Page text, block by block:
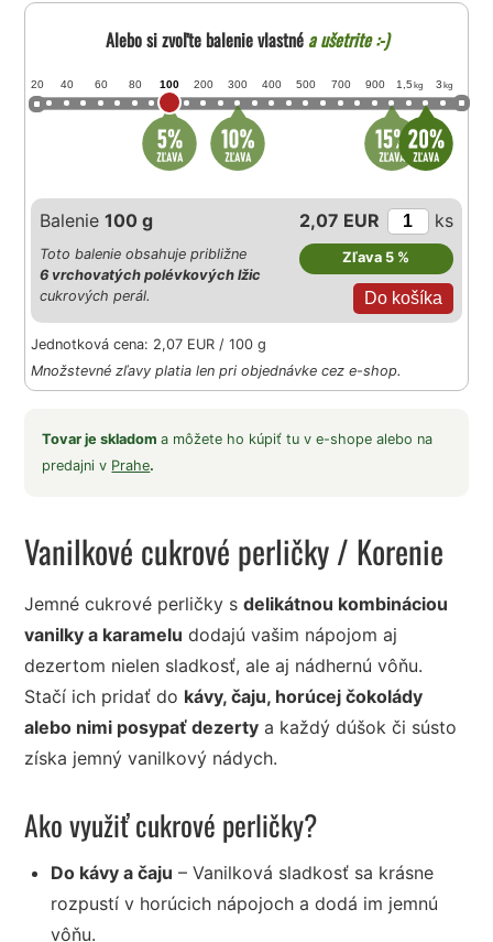
Alebo si zvoľte balenie vlastnéa ušetrite :-)
20 40 60 80 100 200 300 400 500 700 900 1,5 kg 3 kg
Balenie100 g 2,07 EUR ks
Zľava 5 %
Toto balenie obsahuje približne
6 vrchovatých polévkových lžic
cukrových perál.
Jednotková cena: 2,07 EUR / 100 g
Množstevné zľavy platia len pri objednávke cez e-shop.
Tovar je skladoma môžete ho kúpiť tu v e-shope alebo na
predajni v Prahe.
Vanilkové cukrové perličky/ Korenie
Jemné cukrové perličky sdelikátnou kombináciou
vanilky a karamelu dodajú vašim nápojom aj
dezertom nielen sladkosť, ale aj nádhernú vôňu.
Stačí ich pridať do kávy, čaju, horúcej čokolády
alebo nimi posypať dezerty a každý dúšok či sústo
získa jemný vanilkový nádych.
Ako využiť cukrové perličky?
Do kávy a čaju – Vanilková sladkosť sa krásne
rozpustí v horúcich nápojoch a dodá im jemnú
vôňu.